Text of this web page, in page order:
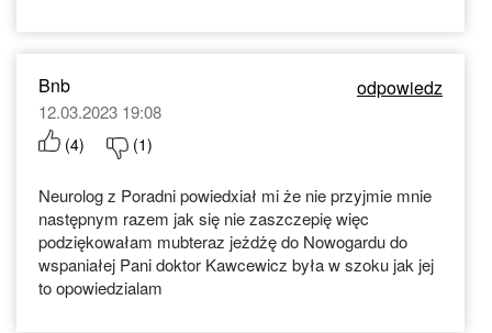
Bnb odpowiedz
12.03.2023 19:08
(4) (1)
Neurolog z Poradni powiedxiał mi że nie przyjmie mnie
następnym razem jak się nie zaszczepię więc
podziękowałam mubteraz jeżdżę do Nowogardu do
wspaniałej Pani doktor Kawcewicz była w szoku jak jej
to opowiedzialam